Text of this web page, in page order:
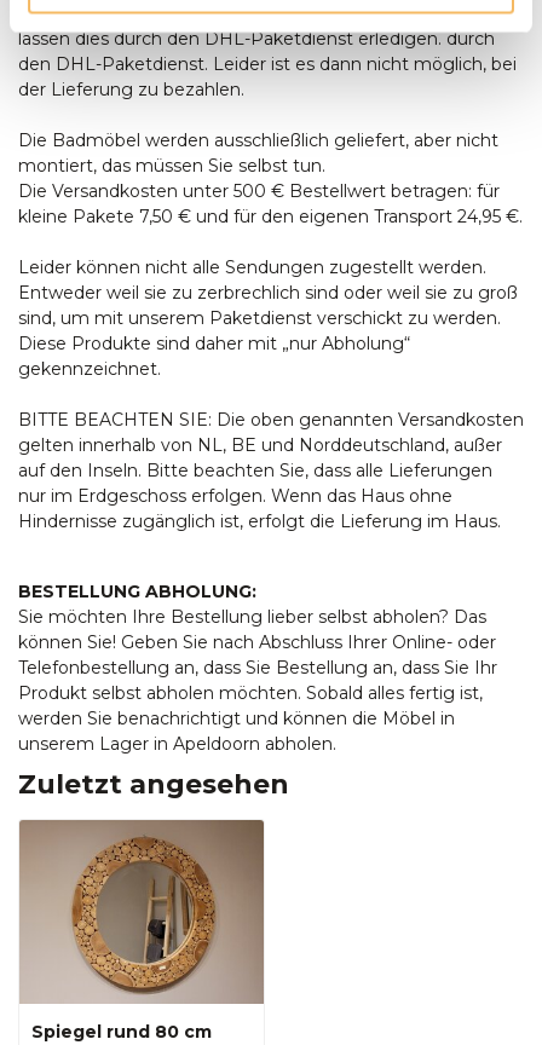
Gartenkissen) liefern wir nicht persönlich aus, sondern
lassen dies durch den DHL-Paketdienst erledigen. durch
den DHL-Paketdienst. Leider ist es dann nicht möglich, bei
der Lieferung zu bezahlen.
Die Badmöbel werden ausschließlich geliefert, aber nicht
montiert, das müssen Sie selbst tun.
Die Versandkosten unter 500 € Bestellwert betragen: für
kleine Pakete 7,50 € und für den eigenen Transport 24,95 €.
Leider können nicht alle Sendungen zugestellt werden.
Entweder weil sie zu zerbrechlich sind oder weil sie zu groß
sind, um mit unserem Paketdienst verschickt zu werden.
Diese Produkte sind daher mit „nur Abholung“
gekennzeichnet.
BITTE BEACHTEN SIE: Die oben genannten Versandkosten
gelten innerhalb von NL, BE und Norddeutschland, außer
auf den Inseln. Bitte beachten Sie, dass alle Lieferungen
nur im Erdgeschoss erfolgen. Wenn das Haus ohne
Hindernisse zugänglich ist, erfolgt die Lieferung im Haus.
BESTELLUNG ABHOLUNG:
Sie möchten Ihre Bestellung lieber selbst abholen? Das
können Sie! Geben Sie nach Abschluss Ihrer Online- oder
Telefonbestellung an, dass Sie Bestellung an, dass Sie Ihr
Produkt selbst abholen möchten. Sobald alles fertig ist,
werden Sie benachrichtigt und können die Möbel in
unserem Lager in Apeldoorn abholen.
Zuletzt angesehen
Spiegel rund 80 cm